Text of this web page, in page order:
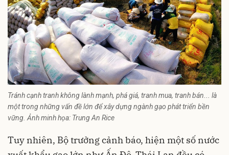
Tránh cạnh tranh không lành mạnh, phá giá, tranh mua, tranh bán... là
một trong những vấn đề lớn để xây dựng ngành gạo phát triển bền
vững. Ảnh minh họa: Trung An Rice
Tuy nhiên, Bộ trưởng cảnh báo, hiện một số nước